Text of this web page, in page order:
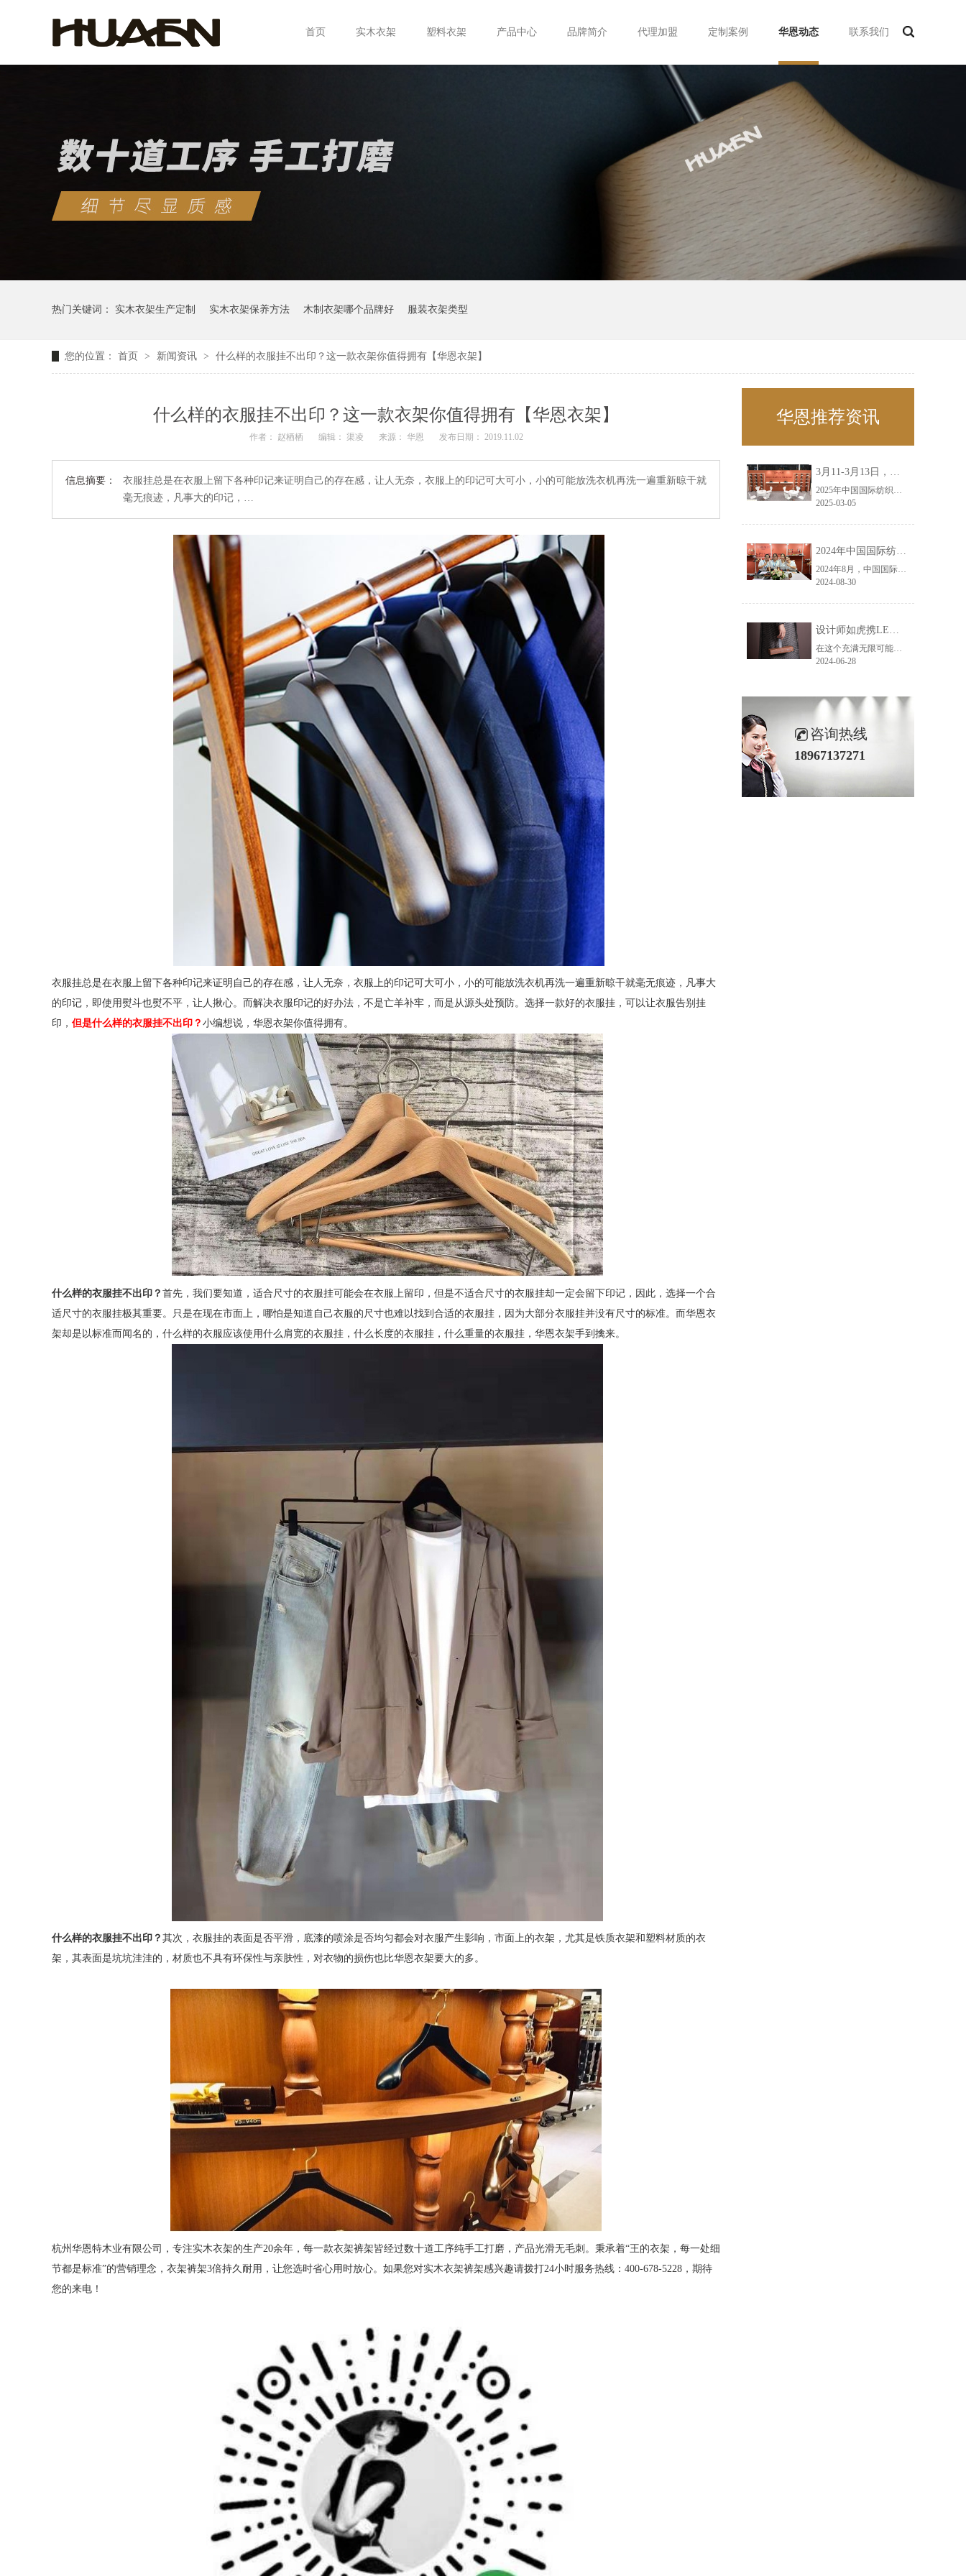
首页 实木衣架 塑料衣架 产品中心 品牌简介 代理加盟 定制案例 华恩动态 联系我们
热门关键词： 实木衣架生产定制 实木衣架保养方法 木制衣架哪个品牌好 服装衣架类型
您的位置： 首页 > 新闻资讯 > 什么样的衣服挂不出印？这一款衣架你值得拥有【华恩衣架】
什么样的衣服挂不出印？这一款衣架你值得拥有【华恩衣架】
作者： 赵栖栖 编辑： 渠凌 来源： 华恩 发布日期： 2019.11.02
信息摘要：
衣服挂总是在衣服上留下各种印记来证明自己的存在感，让人无奈，衣服上的印记可大可小，小的可能放洗衣机再洗一遍重新晾干就
毫无痕迹，凡事大的印记，…
衣服挂总是在衣服上留下各种印记来证明自己的存在感，让人无奈，衣服上的印记可大可小，小的可能放洗衣机再洗一遍重新晾干就毫无痕迹，凡事大
的印记，即使用熨斗也熨不平，让人揪心。而解决衣服印记的好办法，不是亡羊补牢，而是从源头处预防。选择一款好的衣服挂，可以让衣服告别挂
印， 但是什么样的衣服挂不出印？ 小编想说，华恩衣架你值得拥有。
什么样的衣服挂不出印？ 首先，我们要知道，适合尺寸的衣服挂可能会在衣服上留印，但是不适合尺寸的衣服挂却一定会留下印记，因此，选择一个合
适尺寸的衣服挂极其重要。只是在现在市面上，哪怕是知道自己衣服的尺寸也难以找到合适的衣服挂，因为大部分衣服挂并没有尺寸的标准。而华恩衣
架却是以标准而闻名的，什么样的衣服应该使用什么肩宽的衣服挂，什么长度的衣服挂，什么重量的衣服挂，华恩衣架手到擒来。
什么样的衣服挂不出印？ 其次，衣服挂的表面是否平滑，底漆的喷涂是否均匀都会对衣服产生影响，市面上的衣架，尤其是铁质衣架和塑料材质的衣
架，其表面是坑坑洼洼的，材质也不具有环保性与亲肤性，对衣物的损伤也比华恩衣架要大的多。
杭州华恩特木业有限公司，专注实木衣架的生产20余年，每一款衣架裤架皆经过数十道工序纯手工打磨，产品光滑无毛刺。秉承着“王的衣架，每一处细
节都是标准”的营销理念，衣架裤架3倍持久耐用，让您选时省心用时放心。如果您对实木衣架裤架感兴趣请拨打24小时服务热线：400-678-5228，期待
您的来电！
华恩推荐资讯
3月11-3月13日，华恩诚邀您共赴上海面辅料春夏展——华恩
2025年中国国际纺织面料及辅料（春夏）博览会即将盛大开启！感谢您对华恩品牌的关注！3.11-3.13，杭州华恩（LEMONLEE）诚邀您共赴这场春日的宴会！
2025-03-05
2024年中国国际纺织面料及辅料（秋冬）博览会完美收官！——华恩
2024年8月，中国国际纺织面料及辅料（秋冬）博览会完美收官！作为一家拥有30年历史的专业衣架制造商，我们非常荣幸能够参与这一盛会，并在此期间与众多客户进行了广泛而深入的交流。
2024-08-30
设计师如虎携LEMONLEE红雪松礼盒荣获第六届未来·已来香港新锐当代设计奖铜奖
在这个充满无限可能的2024年夏季，LEMONLEE品牌设计师如虎以其非凡的创意与对自然的深刻理解，精心打造的红雪松木球礼盒，在“2024未来·已来——第六届香港新锐当代设计奖”中摘得铜奖。这不仅是对设计师如虎原创设计能力的嘉奖，更是对LEMONLEE品牌的高度认可。
2024-06-28
咨询热线
18967137271